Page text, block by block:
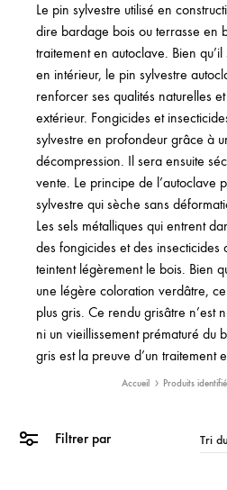
Le pin sylvestre utilisé en
dire bardage bois ou terrasse en
traitement en autoclave. Bien
en intérieur, le pin sylvestre
renforcer ses qualités naturelles
extérieur. Fongicides et
sylvestre en profondeur grâce à
décompression. Il sera ensuite
vente. Le principe de l’autoclave
sylvestre qui sèche sans
Les sels métalliques qui entrent
des fongicides et des insecticides
teintent légèrement le bois. Bien
une légère coloration verdâtre,
plus gris. Ce rendu grisâtre n’est
ni un vieillissement prématuré du
gris est la preuve d’un traitement
Accueil Produits
Filtrer par Tri